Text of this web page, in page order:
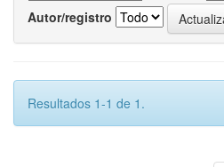
Autor/registro
Resultados 1-1 de 1.